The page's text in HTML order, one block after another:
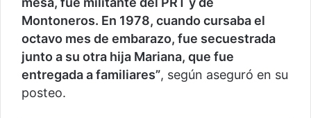
Montoneros. En 1978, cuando cursaba el
octavo mes de embarazo, fue secuestrada
junto a su otra hija Mariana, que fue
entregada a familiares”, según aseguró en su
posteo.